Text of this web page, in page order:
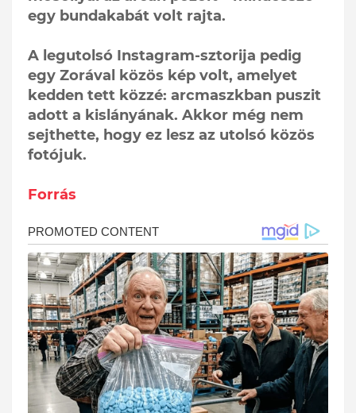
egy bundakabát volt rajta.
A legutolsó Instagram-sztorija pedig
egy Zorával közös kép volt, amelyet
kedden tett közzé: arcmaszkban puszit
adott a kislányának. Akkor még nem
sejthette, hogy ez lesz az utolsó közös
fotójuk.
Forrás